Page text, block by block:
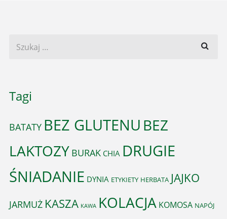
Tagi
BATATY BEZ GLUTENU BEZ
LAKTOZY BURAK CHIA DRUGIE
ŚNIADANIE DYNIA ETYKIETY HERBATA JAJKO
JARMUŻ KASZA KAWA KOLACJA KOMOSA NAPÓJ